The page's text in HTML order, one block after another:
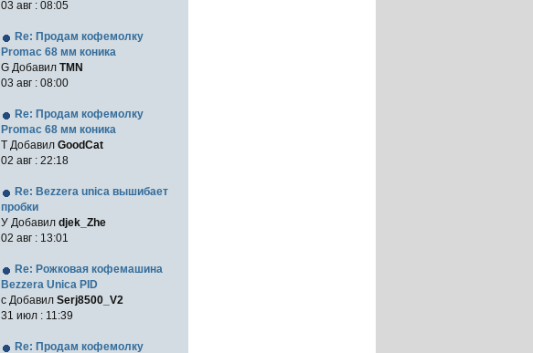
03 авг : 08:05
Re: Продам кофемолку
Promac 68 мм коника
G Добавил TMN
03 авг : 08:00
Re: Продам кофемолку
Promac 68 мм коника
T Добавил GoodCat
02 авг : 22:18
Re: Bezzera unica вышибает
пробки
У Добавил djek_Zhe
02 авг : 13:01
Re: Рожковая кофемашина
Bezzera Unica PID
с Добавил Serj8500_V2
31 июл : 11:39
Re: Продам кофемолку